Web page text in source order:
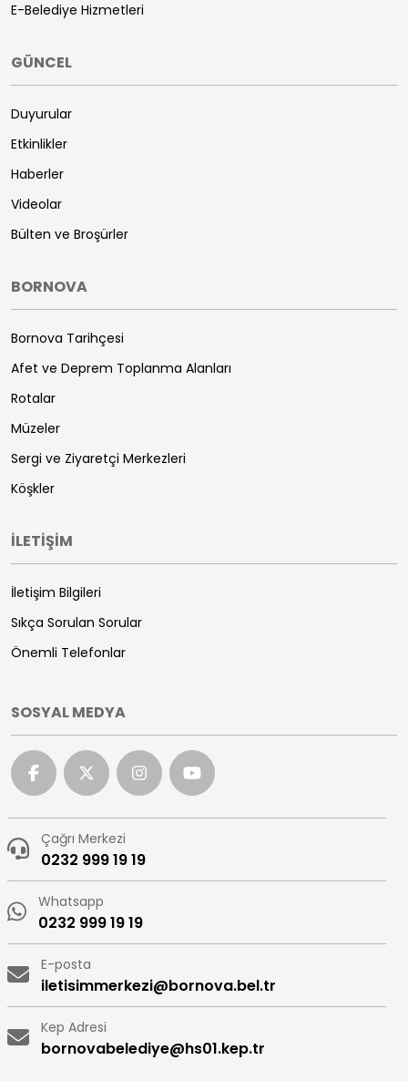
E-Belediye Hizmetleri
GÜNCEL
Duyurular
Etkinlikler
Haberler
Videolar
Bülten ve Broşürler
BORNOVA
Bornova Tarihçesi
Afet ve Deprem Toplanma Alanları
Rotalar
Müzeler
Sergi ve Ziyaretçi Merkezleri
Köşkler
İLETİŞİM
İletişim Bilgileri
Sıkça Sorulan Sorular
Önemli Telefonlar
SOSYAL MEDYA
Çağrı Merkezi
0232 999 19 19
Whatsapp
0232 999 19 19
E-posta
iletisimmerkezi@bornova.bel.tr
Kep Adresi
bornovabelediye@hs01.kep.tr